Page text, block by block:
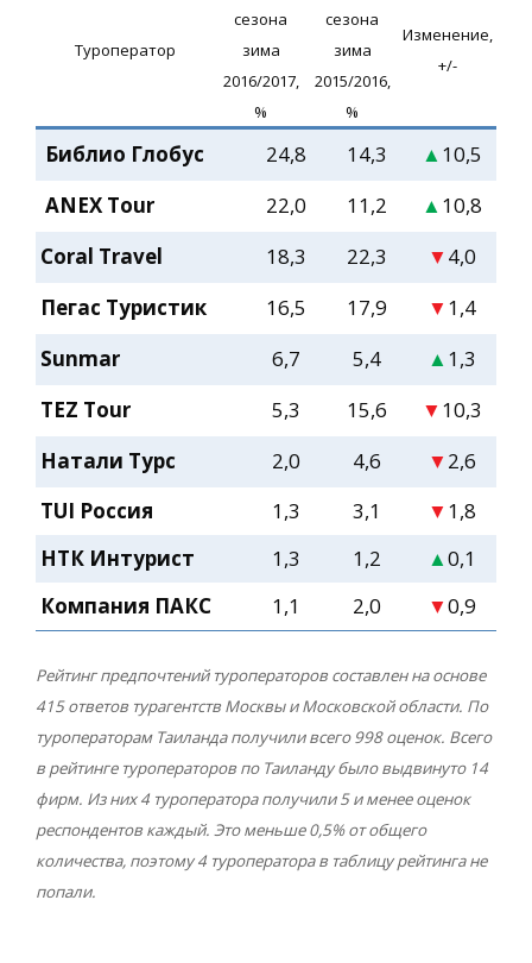
Туроператор
сезона
зима
2016/2017,
%
сезона
зима
2015/2016,
%
Изменение,
+/-
Библио Глобус 24,8 14,3 ▲10,5
ANEX Tour
22,0 11,2 ▲10,8
Coral Travel
18,3 22,3 ▼4,0
Пегас Туристик
16,5 17,9 ▼1,4
Sunmar
6,7 5,4 ▲1,3
TEZ Tour
5,3 15,6 ▼10,3
Натали Турс
2,0 4,6 ▼2,6
TUI Россия
1,3 3,1 ▼1,8
НТК Интурист
1,3 1,2 ▲0,1
Компания ПАКС
1,1 2,0 ▼0,9
Рейтинг предпочтений туроператоров составлен на основе
415 ответов турагентств Москвы и Московской области. По
туроператорам Таиланда получили всего 998 оценок. Всего
в рейтинге туроператоров по Таиланду было выдвинуто 14
фирм. Из них 4 туроператора получили 5 и менее оценок
респондентов каждый. Это меньше 0,5% от общего
количества, поэтому 4 туроператора в таблицу рейтинга не
попали.